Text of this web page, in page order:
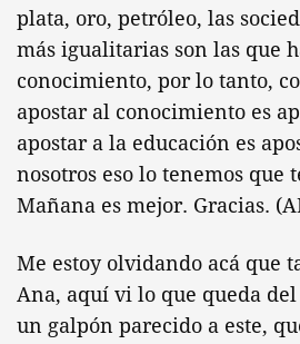
plata, oro, petróleo, las
más igualitarias son las que
conocimiento, por lo tanto,
apostar al conocimiento es
apostar a la educación es
nosotros eso lo tenemos que
Mañana es mejor. Gracias.
Me estoy olvidando acá que
Ana, aquí vi lo que queda
un galpón parecido a este,